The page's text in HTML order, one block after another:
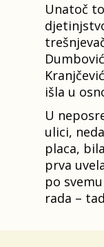
Unatoč
išla u
U
ulici,
placa,
prva
po
rada –